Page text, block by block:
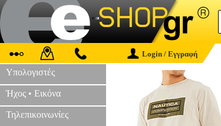
Login / Εγγραφή
Υπολογιστές
Ήχος • Εικόνα
Τηλεπικοινωνίες